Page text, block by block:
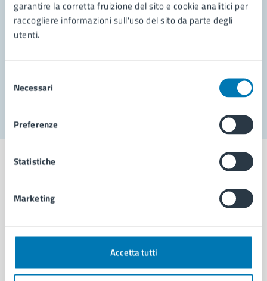
garantire la corretta fruizione del sito e cookie analitici per
raccogliere informazioni sull'uso del sito da parte degli
utenti.
delNecessari
Preferenze
Statistiche
Marketing
Accetta tutti
Richiedi assistenza
Segnala disservizio
Comune di Napoli
AMMINISTRAZIONE
Organi di governo